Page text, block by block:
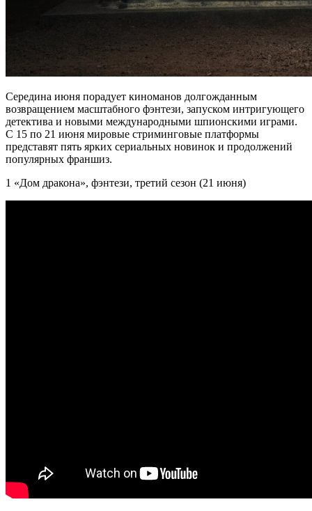
Середина июня порадует киноманов долгожданным
возвращением масштабного фэнтези, запуском интригующего
детектива и новыми международными шпионскими играми.
С 15 по 21 июня мировые стриминговые платформы
представят пять ярких сериальных новинок и продолжений
популярных франшиз.
1 «Дом дракона», фэнтези, третий сезон (21 июня)